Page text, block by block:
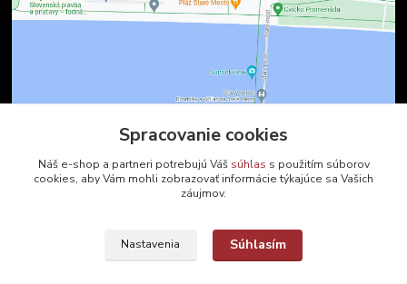
Kontakty
Spracovanie cookies
Náš e-shop a partneri potrebujú Váš súhlas s použitím súborov
cookies, aby Vám mohli zobrazovať informácie týkajúce sa Vašich
záujmov.
Nastavenia Súhlasím